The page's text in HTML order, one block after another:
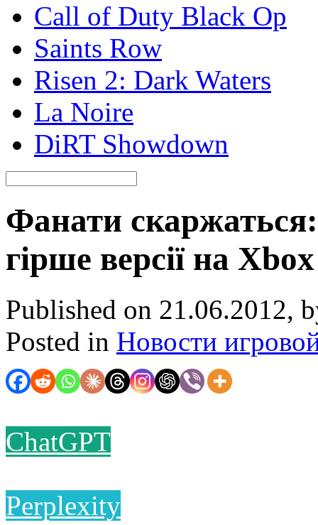
Call of Duty Black Op
Saints Row
Risen 2: Dark Waters
La Noire
DiRT Showdown
Фанати
гірше версії на
Published on 21.06.2012,
Posted in Новости
ChatGPT
Perplexity